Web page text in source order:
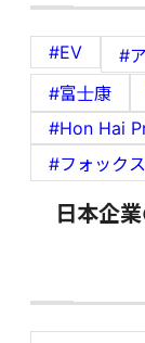
#EV #
#富士康
#Hon Hai
#フォック
日本企